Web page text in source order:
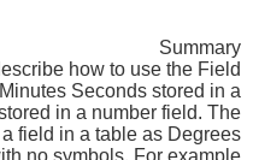
Summary
how to use the Field
Seconds stored in a
in a number field. The
field in a table as Degrees
no symbols. For example: